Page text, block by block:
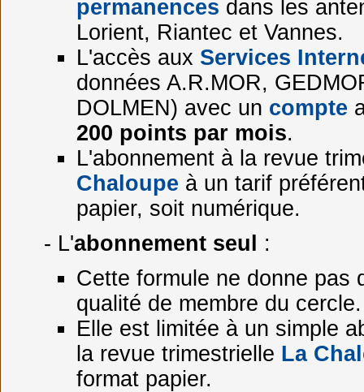
permanences dans les
Lorient, Riantec et Vannes.
L'accès aux Services
données A.R.MOR,
DOLMEN) avec un compte
200 points par mois.
L'abonnement à la revue
Chaloupe à un tarif
papier, soit numérique.
- L'abonnement seul
:
Cette formule ne donne pas
qualité de membre du cercle.
Elle est limitée à un simple
la revue trimestrielle La
format papier.